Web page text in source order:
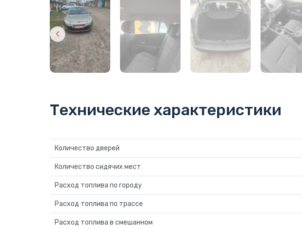
Технические характеристики
Количество дверей
Количество сидячих мест
Расход топлива по городу
Расход топлива по трассе
Расход топлива в смешанном